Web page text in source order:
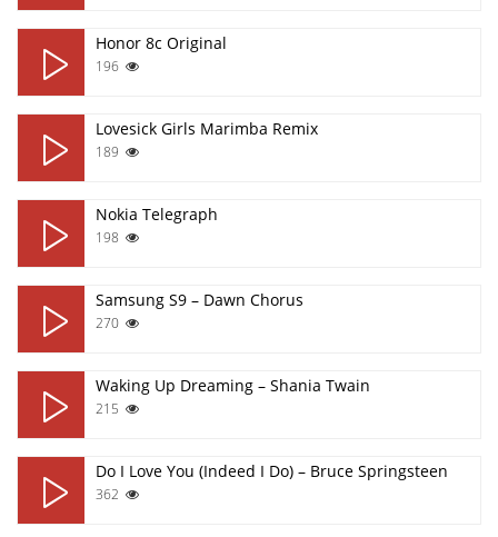
Honor 8c Original
196
Lovesick Girls Marimba Remix
189
Nokia Telegraph
198
Samsung S9 – Dawn Chorus
270
Waking Up Dreaming – Shania Twain
215
Do I Love You (Indeed I Do) – Bruce Springsteen
362